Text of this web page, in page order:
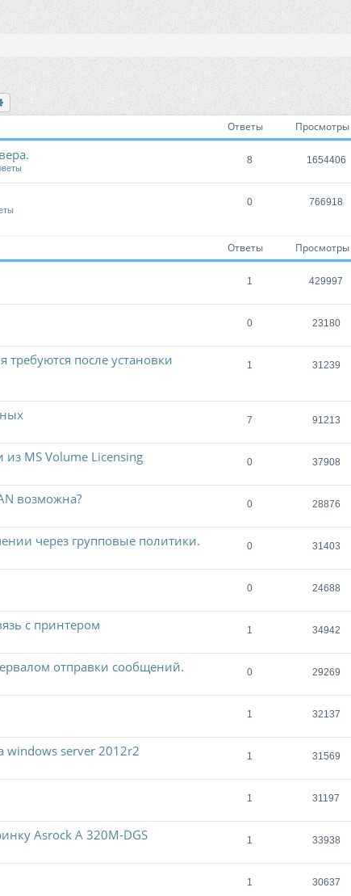
Ответы Просмотры
8 1654406
0 766918
Ответы Просмотры
1 429997
0 23180
после установки
1 31239
7 91213
MS Volume Licensing 0 37908
возможна? 0 28876
через групповые политики. 0 31403
0 24688
с принтером 1 34942
отправки сообщений. 0 29269
1 32137
windows server 2012r2 1 31569
1 31197
Asrock A 320M-DGS 1 33938
1 30637